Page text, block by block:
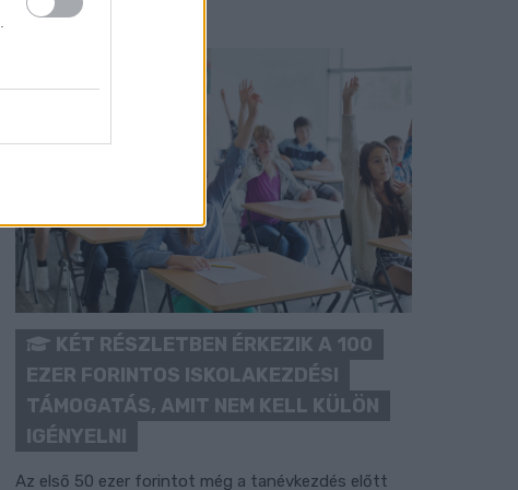
KÉT RÉSZLETBEN ÉRKEZIK A 100
EZER FORINTOS ISKOLAKEZDÉSI
TÁMOGATÁS, AMIT NEM KELL KÜLÖN
IGÉNYELNI
Az első 50 ezer forintot még a tanévkezdés előtt